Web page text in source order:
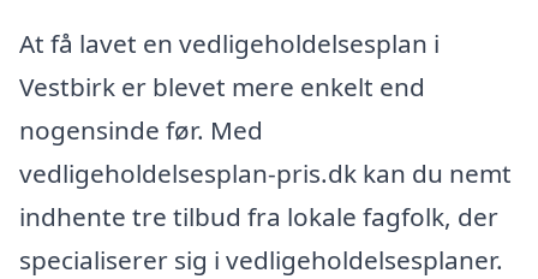
At få lavet en vedligeholdelsesplan i
Vestbirk er blevet mere enkelt end
nogensinde før. Med
vedligeholdelsesplan-pris.dk kan du nemt
indhente tre tilbud fra lokale fagfolk, der
specialiserer sig i vedligeholdelsesplaner.